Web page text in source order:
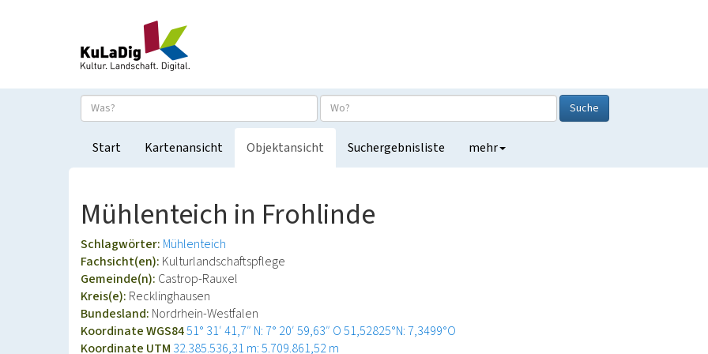
Suche
Start Kartenansicht Objektansicht Suchergebnisliste mehr
Mühlenteich in Frohlinde
Schlagwörter: Mühlenteich
Fachsicht(en): Kulturlandschaftspflege
Gemeinde(n): Castrop-Rauxel
Kreis(e): Recklinghausen
Bundesland: Nordrhein-Westfalen
Koordinate WGS8451° 31′ 41,7″ N: 7° 20′ 59,63″ O51,52825°N: 7,3499°O
Koordinate UTM 32.385.536,31 m: 5.709.861,52 m